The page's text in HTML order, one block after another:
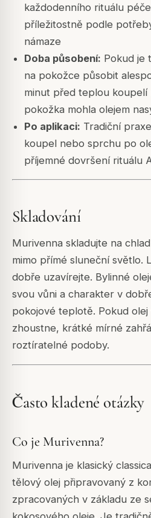
každodenního rituálu
příležitostně podle
námaze
Doba působení: Pokud je
na pokožce působit
minut před teplou
pokožka mohla olejem
Po aplikaci: Tradiční
koupel nebo sprchu po
příjemné dovršení rituálu
Skladování
Murivenna skladujte na
mimo přímé sluneční světlo.
dobře uzavírejte. Bylinné
svou vůni a charakter v
pokojové teplotě. Pokud
zhoustne, krátké mírné
roztíratelné podoby.
Často kladené otázky
Co je Murivenna?
Murivenna je klasický
tělový olej připravovaný z
zpracovaných v základu ze